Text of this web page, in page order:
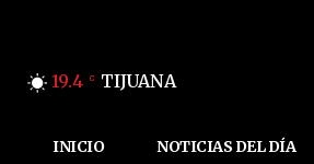
19.4 C TIJUANA
INICIO NOTICIAS DEL DÍA